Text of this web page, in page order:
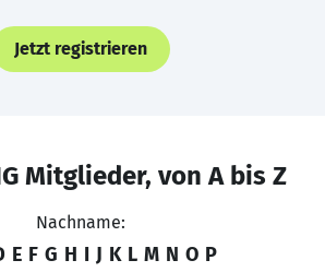
Jetzt registrieren
Mitglieder, von A bis Z
Nachname:
E F G H I J K L M N O P